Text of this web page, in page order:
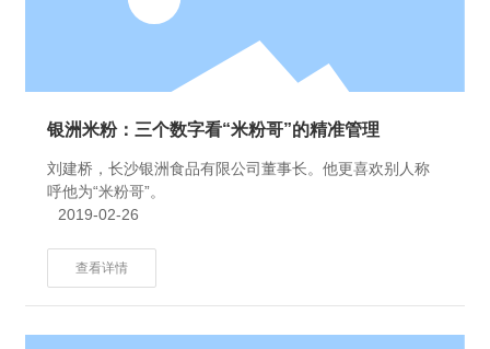
银洲米粉：三个数字看“米粉哥”的精准管理
刘建桥，长沙银洲食品有限公司董事长。他更喜欢别人称
呼他为“米粉哥”。
2019-02-26
查看详情